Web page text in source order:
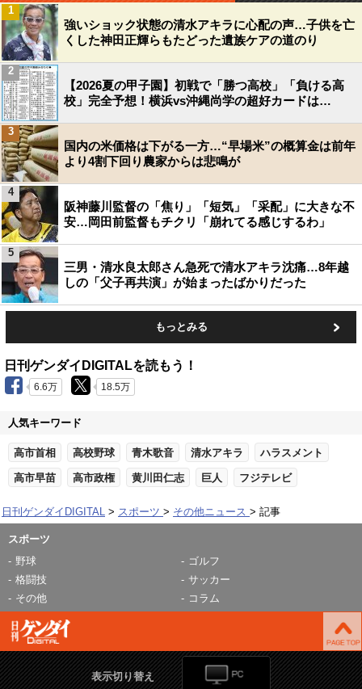
強いショック状態の清水アキラに心配の声…子供を亡
くした神田正輝らもたどった遺族ケアの道のり
1
【2026夏の甲子園】初戦で「勝つ高校」「負ける高
校」完全予想！横浜vs沖縄尚学の超好カードは…
2
国内の米価格は下がる一方…“早場米”の概算金は前年
より4割下回り農家からは悲鳴が
3
阪神藤川監督の「焦り」「短気」「采配」に大きな不
安…岡田前監督もチクリ「崩れてる感じするわ」
4
三男・清水良太郎さん急死で清水アキラ沈痛…8年越
しの「父子再共演」が始まったばかりだった
5
もっとみる
日刊ゲンダイDIGITALを読もう！
6.6万 18.5万
人気キーワード
高市首相 高校野球 青木歌音 清水アキラ ハラスメント
高市早苗 高市政権 黄川田仁志 巨人 フジテレビ
日刊ゲンダイDIGITAL スポーツ その他ニュース 記事
スポーツ
野球
ゴルフ
格闘技
サッカー
その他
コラム
表示切り替え